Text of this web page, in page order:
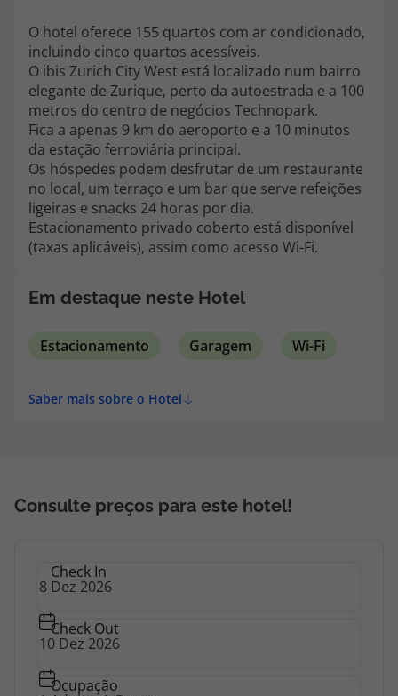
218 925 471
Custo de uma chamada para a rede fixa nacional.
A sua agência de viagens Top Atlântico tem a preocupação de estar
sempre mais perto de si, para maior comodidade e total facilidade
na marcação das suas viagens, tem ainda ao seu dispor o nosso call
center a funcionar todos os dias úteis das 10:00 às 20:00 e Sábado
das 10:00 às 14:00.
topatlantico@topatlantico.com
O hotel oferece 155 quartos com ar condicionado,
incluindo cinco quartos acessíveis.
O ibis Zurich City West está localizado num bairro
elegante de Zurique, perto da autoestrada e a 100
metros do centro de negócios Technopark.
Fica a apenas 9 km do aeroporto e a 10 minutos
da estação ferroviária principal.
Os hóspedes podem desfrutar de um restaurante
no local, um terraço e um bar que serve refeições
ligeiras e snacks 24 horas por dia.
Estacionamento privado coberto está disponível
(taxas aplicáveis), assim como acesso Wi-Fi.
Em destaque neste Hotel
Estacionamento Garagem Wi-Fi
Saber mais sobre o Hotel
Consulte preços para este hotel!
Check In
Check Out
Ocupação